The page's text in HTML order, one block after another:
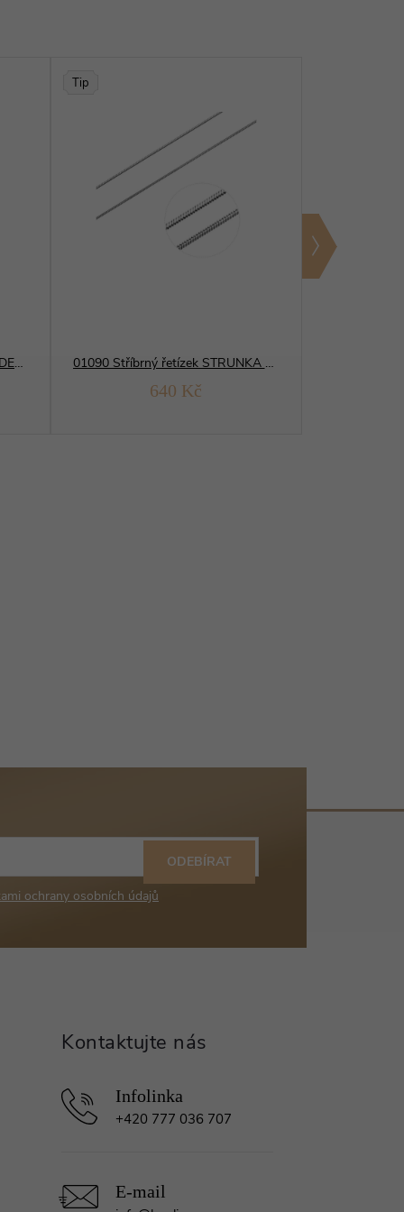
12105 Stříbrný přívěsek MEDVÍDEK zirkon
Tip
01090 Stříbrný řetízek STRUNKA HLADKÁ osmihran
640 Kč
ochrany osobních údajů
ODEBÍRAT
+420 777 036 707